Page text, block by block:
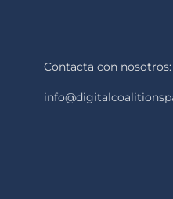
Contacta con nosotros: